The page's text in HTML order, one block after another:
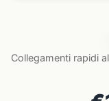
Collegamenti rapidi